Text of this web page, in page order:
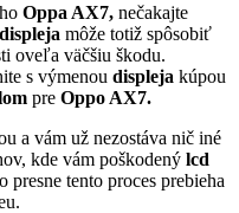
Oppa AX7, nečakajte
displeja môže totiž spôsobiť
oveľa väčšiu škodu.
s výmenou displeja kúpou
pre Oppo AX7.
a vám už nezostáva nič iné
kde vám poškodený lcd
presne tento proces prebieha